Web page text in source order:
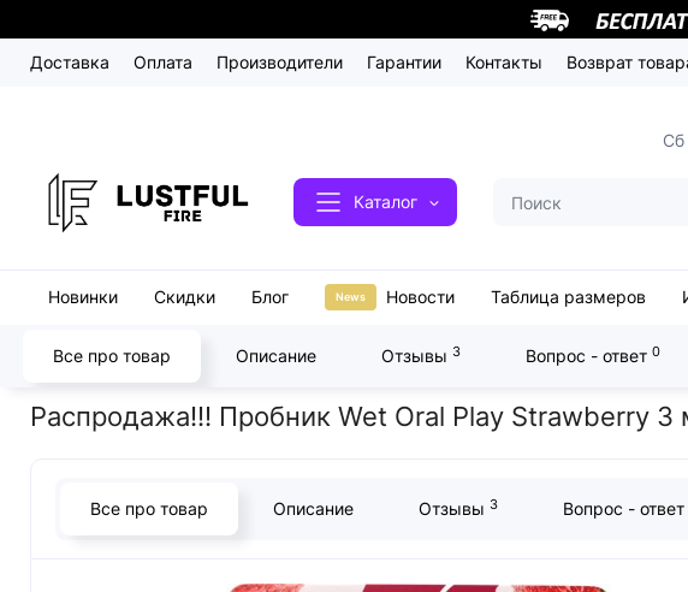
Доставка Оплата Производители Гарантии Контакты Возврат
Каталог
Сб
Новинки Скидки Блог News Новости Таблица размеров
Все про товар Описание Отзывы 3 Вопрос - ответ 0
Главная Секс косметика Распродажа!!! Пробник Wet Oral Play Strawberry 3 мл
Распродажа!!! Пробник Wet Oral Play Strawberry 3
Все про товар Описание Отзывы 3 Вопрос - ответ